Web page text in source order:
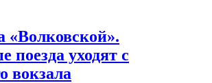
«Волковской».
поезда уходят с
вокзала